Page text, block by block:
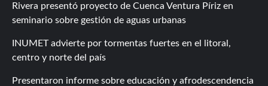
Rivera presentó proyecto de Cuenca Ventura Píriz en
seminario sobre gestión de aguas urbanas
INUMET advierte por tormentas fuertes en el litoral,
centro y norte del país
Presentaron informe sobre educación y afrodescendencia